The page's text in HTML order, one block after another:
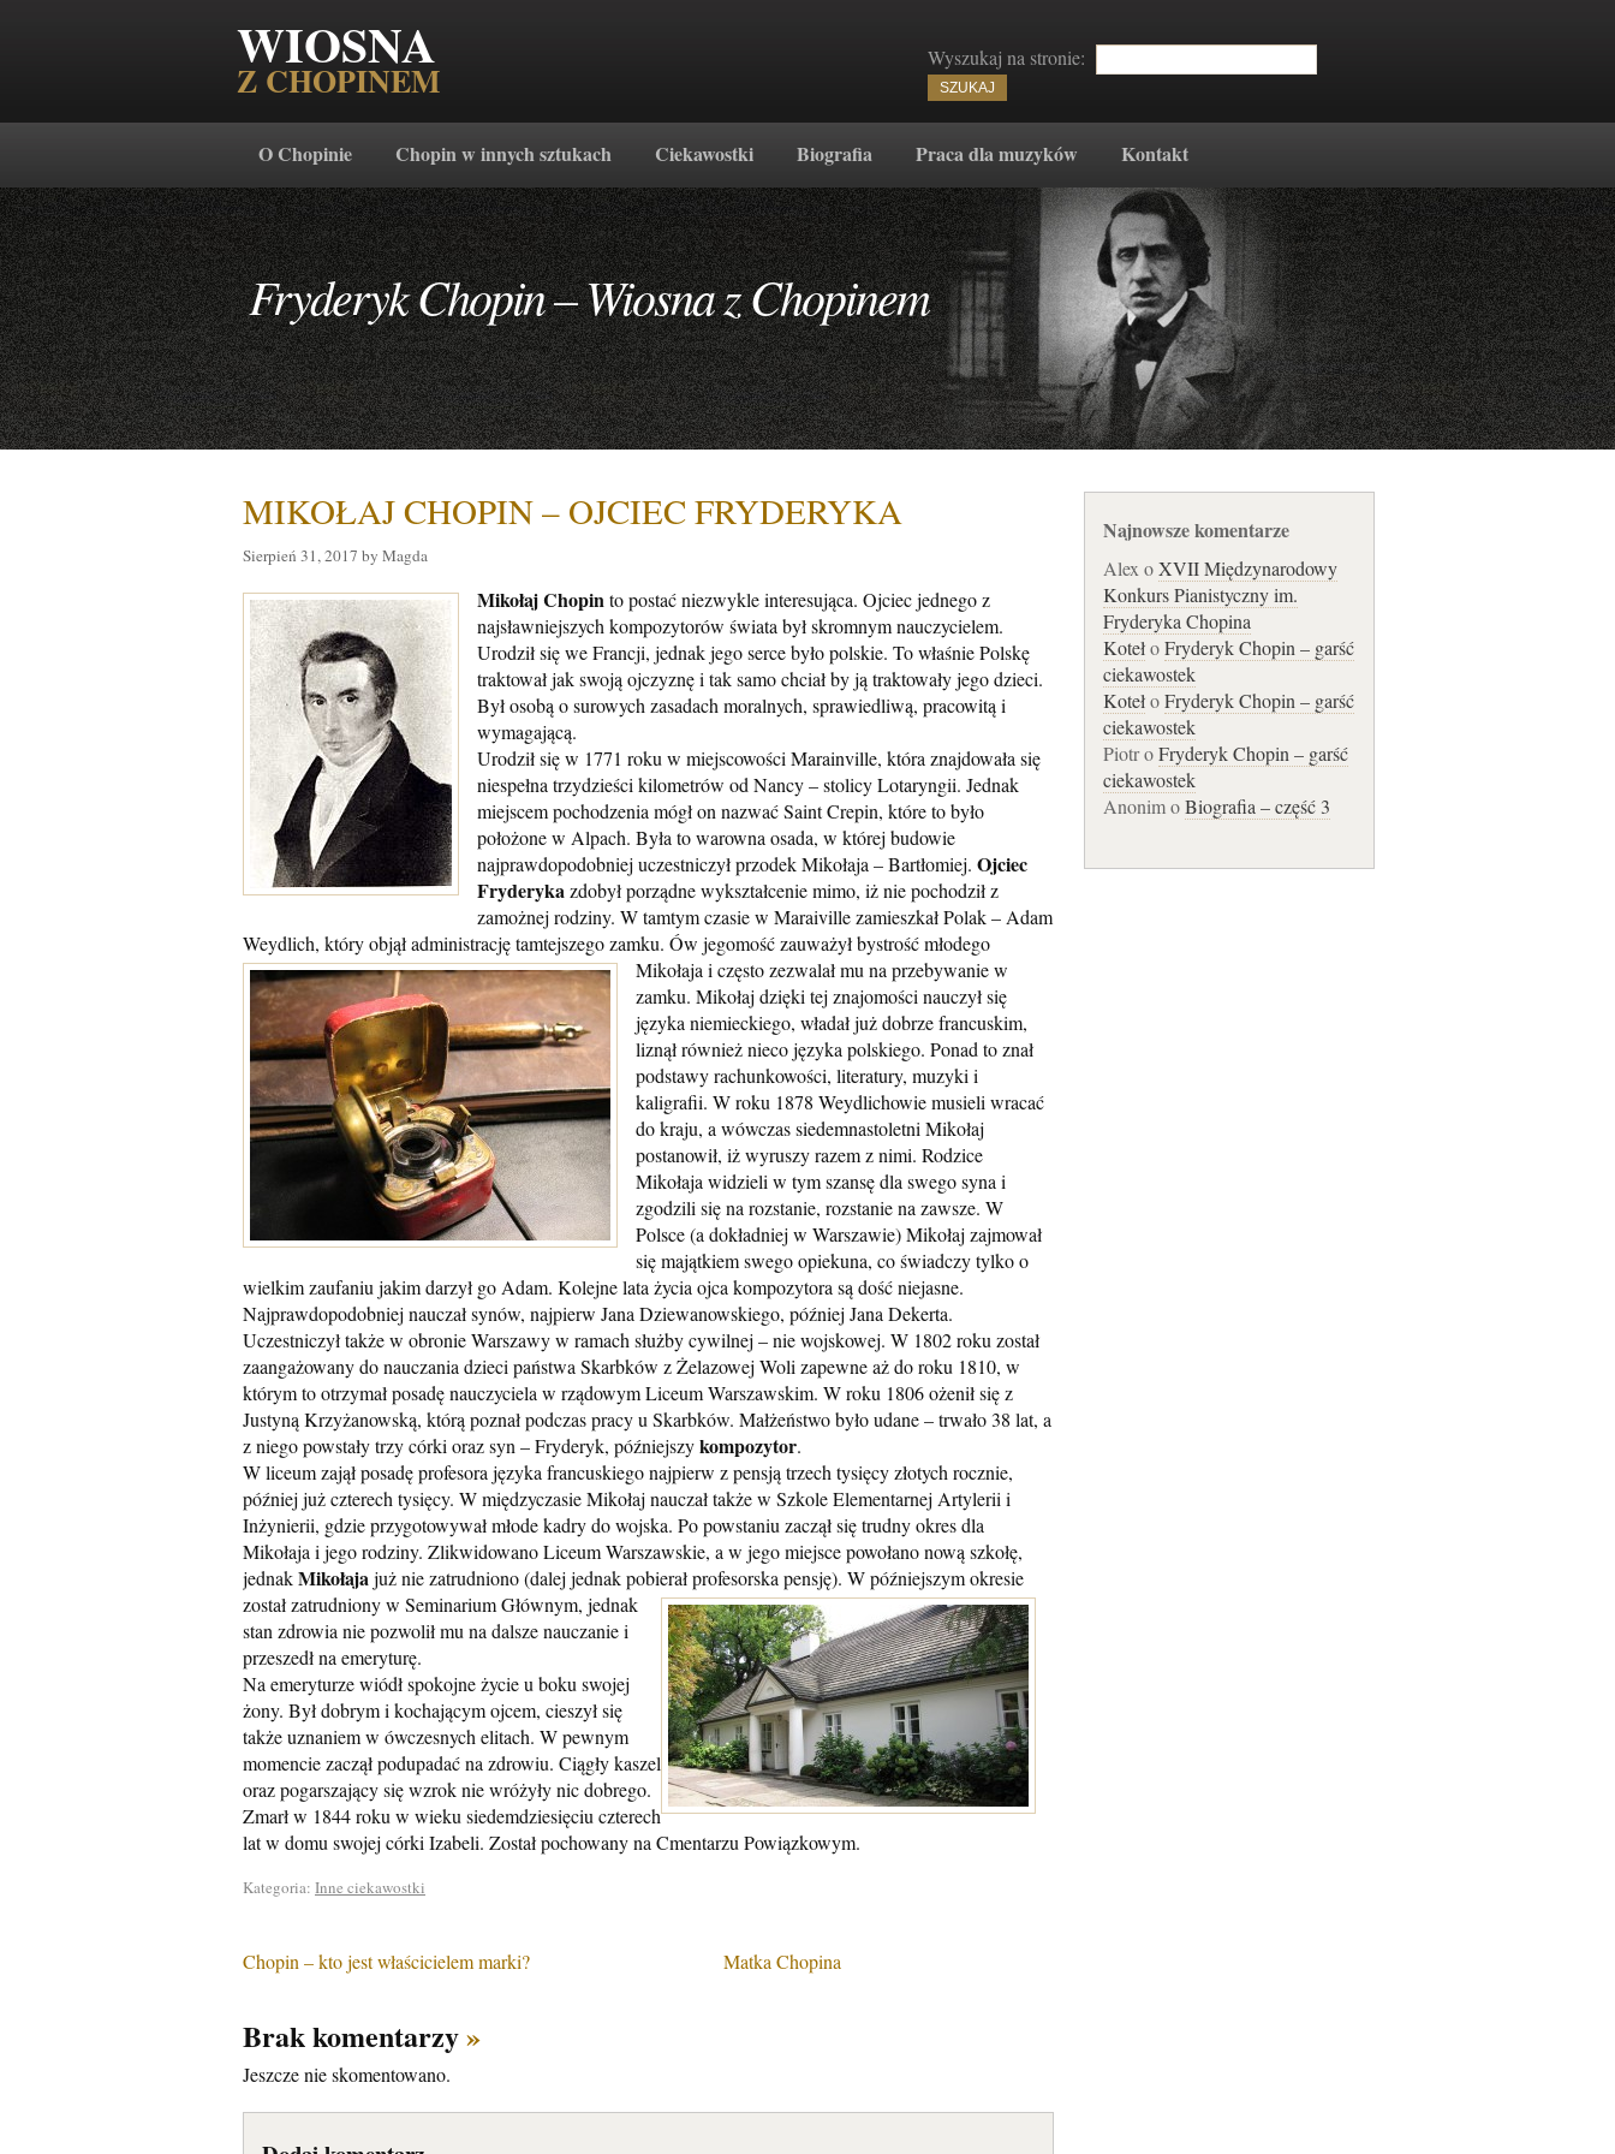
WIOSNA
Z CHOPINEM
Wyszukaj na stronie:
O Chopinie Chopin w innych sztukach Ciekawostki Biografia Praca dla muzyków Kontakt
Fryderyk Chopin – Wiosna z Chopinem
MIKOŁAJ CHOPIN – OJCIEC FRYDERYKA
Sierpień 31, 2017 by Magda
Mikołaj Chopinto postać niezwykle interesująca. Ojciec jednego z
najsławniejszych kompozytorów świata był skromnym nauczycielem.
Urodził się we Francji, jednak jego serce było polskie. To właśnie Polskę
traktował jak swoją ojczyznę i tak samo chciał by ją traktowały jego dzieci.
Był osobą o surowych zasadach moralnych, sprawiedliwą, pracowitą i
wymagającą.
Urodził się w 1771 roku w miejscowości Marainville, która znajdowała się
niespełna trzydzieści kilometrów od Nancy – stolicy Lotaryngii. Jednak
miejscem pochodzenia mógł on nazwać Saint Crepin, które to było
położone w Alpach. Była to warowna osada, w której budowie
najprawdopodobniej uczestniczył przodek Mikołaja – Bartłomiej. Ojciec
Fryderykazdobył porządne wykształcenie mimo, iż nie pochodził z
zamożnej rodziny. W tamtym czasie w Maraiville zamieszkał Polak – Adam
Weydlich, który objął administrację tamtejszego zamku. Ów jegomość zauważył bystrość młodego
Mikołaja i często zezwalał mu na przebywanie w
zamku. Mikołaj dzięki tej znajomości nauczył się
języka niemieckiego, władał już dobrze francuskim,
liznął również nieco języka polskiego. Ponad to znał
podstawy rachunkowości, literatury, muzyki i
kaligrafii. W roku 1878 Weydlichowie musieli wracać
do kraju, a wówczas siedemnastoletni Mikołaj
postanowił, iż wyruszy razem z nimi. Rodzice
Mikołaja widzieli w tym szansę dla swego syna i
zgodzili się na rozstanie, rozstanie na zawsze. W
Polsce (a dokładniej w Warszawie) Mikołaj zajmował
się majątkiem swego opiekuna, co świadczy tylko o
wielkim zaufaniu jakim darzył go Adam. Kolejne lata życia ojca kompozytora są dość niejasne.
Najprawdopodobniej nauczał synów, najpierw Jana Dziewanowskiego, później Jana Dekerta.
Uczestniczył także w obronie Warszawy w ramach służby cywilnej – nie wojskowej. W 1802 roku został
zaangażowany do nauczania dzieci państwa Skarbków z Żelazowej Woli zapewne aż do roku 1810, w
którym to otrzymał posadę nauczyciela w rządowym Liceum Warszawskim. W roku 1806 ożenił się z
Justyną Krzyżanowską, którą poznał podczas pracy u Skarbków. Małżeństwo było udane – trwało 38 lat, a
z niego powstały trzy córki oraz syn – Fryderyk, późniejszykompozytor.
W liceum zajął posadę profesora języka francuskiego najpierw z pensją trzech tysięcy złotych rocznie,
później już czterech tysięcy. W międzyczasie Mikołaj nauczał także w Szkole Elementarnej Artylerii i
Inżynierii, gdzie przygotowywał młode kadry do wojska. Po powstaniu zaczął się trudny okres dla
Mikołaja i jego rodziny. Zlikwidowano Liceum Warszawskie, a w jego miejsce powołano nową szkołę,
jednakMikołajajuż nie zatrudniono (dalej jednak pobierał profesorska pensję). W późniejszym okresie
został zatrudniony w Seminarium Głównym, jednak
stan zdrowia nie pozwolił mu na dalsze nauczanie i
przeszedł na emeryturę.
Na emeryturze wiódł spokojne życie u boku swojej
żony. Był dobrym i kochającym ojcem, cieszył się
także uznaniem w ówczesnych elitach. W pewnym
momencie zaczął podupadać na zdrowiu. Ciągły kaszel
oraz pogarszający się wzrok nie wróżyły nic dobrego.
Zmarł w 1844 roku w wieku siedemdziesięciu czterech
lat w domu swojej córki Izabeli. Został pochowany na Cmentarzu Powiązkowym.
Kategoria: Inne ciekawostki
Chopin – kto jest właścicielem marki? Matka Chopina
Brak komentarzy»
Jeszcze nie skomentowano.
Najnowsze komentarze
Alex oXVII Międzynarodowy
Konkurs Pianistyczny im.
Fryderyka Chopina
KotełoFryderyk Chopin – garść
ciekawostek
KotełoFryderyk Chopin – garść
ciekawostek
Piotr oFryderyk Chopin – garść
ciekawostek
Anonim oBiografia – część 3